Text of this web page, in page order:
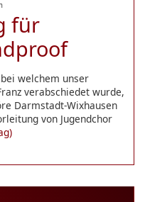
für
bei welchem unser
verabschiedet wurde,
Darmstadt-Wixhausen
von Jugendchor